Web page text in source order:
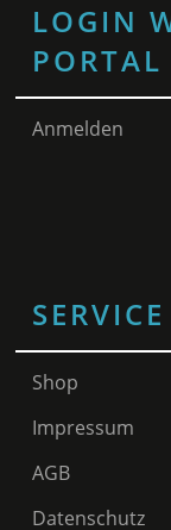
LOGIN
PORTAL
Anmelden
SERVICE
Shop
Impressum
AGB
Datenschutz